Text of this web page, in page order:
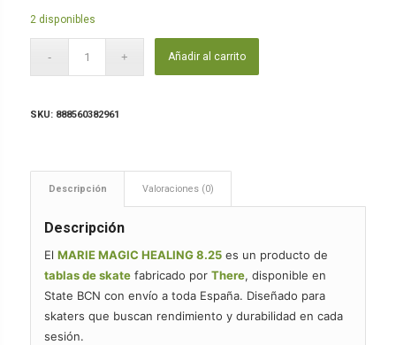
2 disponibles
Añadir al carrito
SKU: 888560382961
Descripción Valoraciones (0)
Descripción
El MARIE MAGIC HEALING 8.25es un producto de
tablas de skatefabricado por There, disponible en
State BCN con envío a toda España. Diseñado para
skaters que buscan rendimiento y durabilidad en cada
sesión.